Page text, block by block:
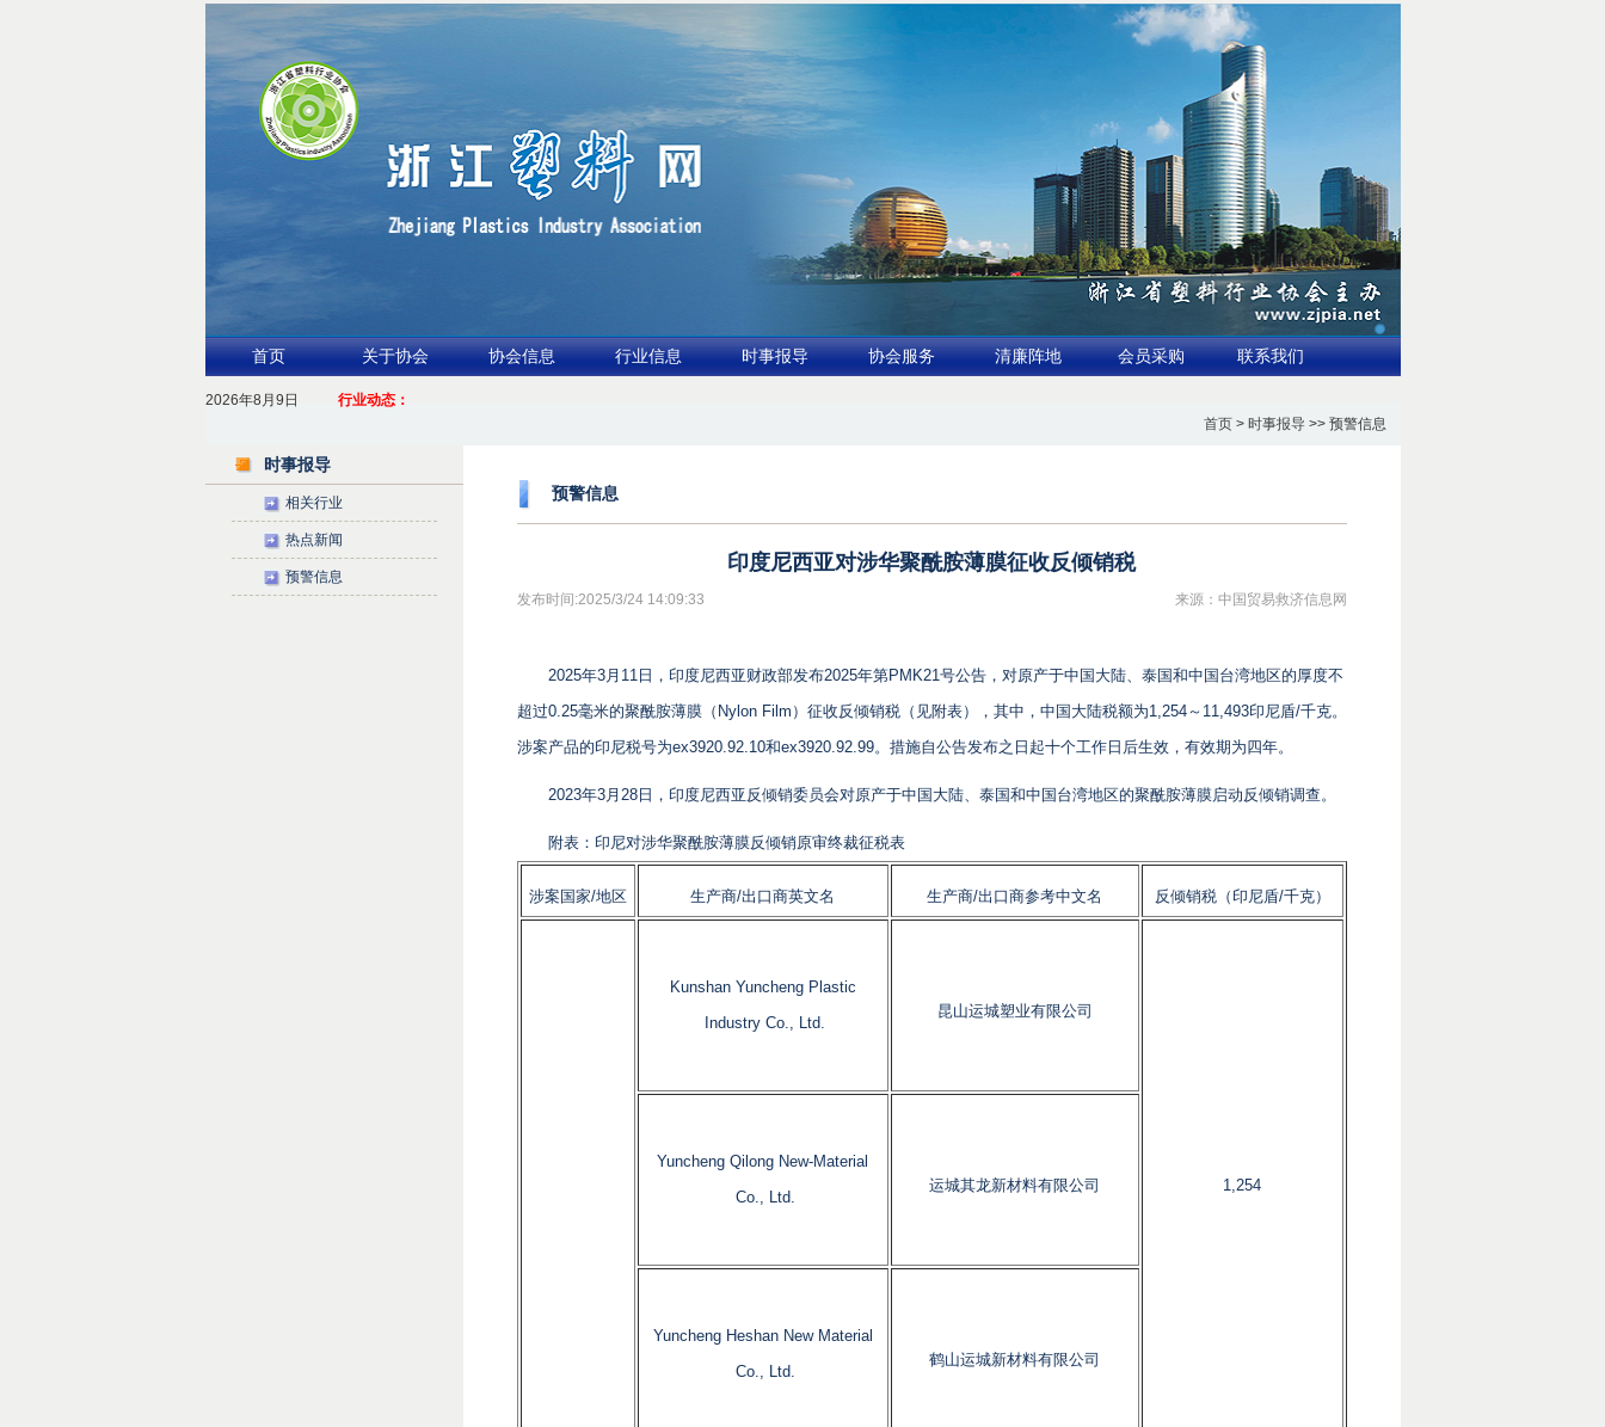
首页 关于协会 协会信息 行业信息 时事报导 协会服务 清廉阵地 会员采购 联系我们
2026年8月9日 行业动态：
1.聚力产业链 共启新征程
首页> 时事报导 >> 预警信息
时事报导
相关行业
热点新闻
预警信息
预警信息
印度尼西亚对涉华聚酰胺薄膜征收反倾销税
发布时间:2025/3/24 14:09:33 来源：中国贸易救济信息网
2025年3月11日，印度尼西亚财政部发布2025年第PMK21号公告，对原产于中国大陆、泰国和中国台湾地区的厚度不
超过0.25毫米的聚酰胺薄膜（Nylon Film）征收反倾销税（见附表），其中，中国大陆税额为1,254～11,493印尼盾/千克。
涉案产品的印尼税号为ex3920.92.10和ex3920.92.99。措施自公告发布之日起十个工作日后生效，有效期为四年。
2023年3月28日，印度尼西亚反倾销委员会对原产于中国大陆、泰国和中国台湾地区的聚酰胺薄膜启动反倾销调查。
附表：印尼对涉华聚酰胺薄膜反倾销原审终裁征税表
涉案国家/地区 生产商/出口商英文名 生产商/出口商参考中文名 反倾销税（印尼盾/千克）
Kunshan Yuncheng Plastic
Industry Co., Ltd.
昆山运城塑业有限公司
1,254
Yuncheng Qilong New-Material
Co., Ltd.
运城其龙新材料有限公司
Yuncheng Heshan New Material
Co., Ltd.
鹤山运城新材料有限公司